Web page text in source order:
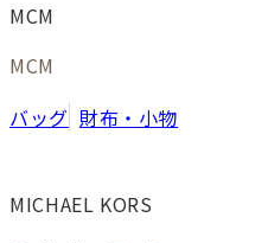
MCM
MCM
バッグ 財布・小物
MICHAEL KORS